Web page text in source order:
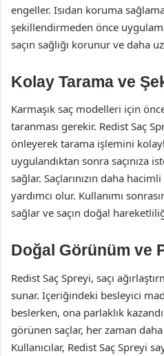
engeller. Isıdan koruma
şekillendirmeden önce
saçın sağlığı korunur ve daha
Kolay Tarama ve
Karmaşık saç modelleri için
taranması gerekir. Redist Saç
önleyerek tarama işlemini
uygulandıktan sonra saçınıza
sağlar. Saçlarınızın daha
yardımcı olur. Kullanımı
sağlar ve saçın doğal
Doğal Görünüm ve
Redist Saç Spreyi, saçı
sunar. İçeriğindeki besleyici
beslerken, ona parlaklık
görünen saçlar, her zaman
Kullanıcılar, Redist Saç Spreyi